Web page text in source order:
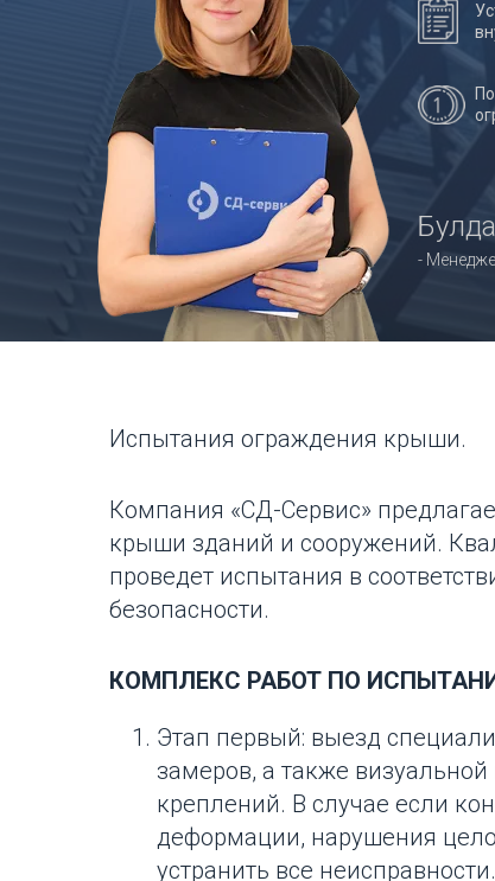
-
Испытания ограждения крыши.
Компания «СД-Сервис»
крыши зданий и сооружений.
проведет испытания в
безопасности.
КОМПЛЕКС РАБОТ ПО
Этап первый: выезд
замеров, а также
креплений. В случае если
деформации, нарушения
устранить все неисправности.